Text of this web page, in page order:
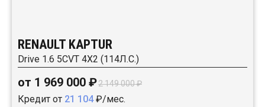
RENAULT KAPTUR
Drive 1.6 5CVT 4X2 (114Л.С.)
от 1 969 000 ₽2 149 000 ₽
Кредит от 21 104₽/мес.